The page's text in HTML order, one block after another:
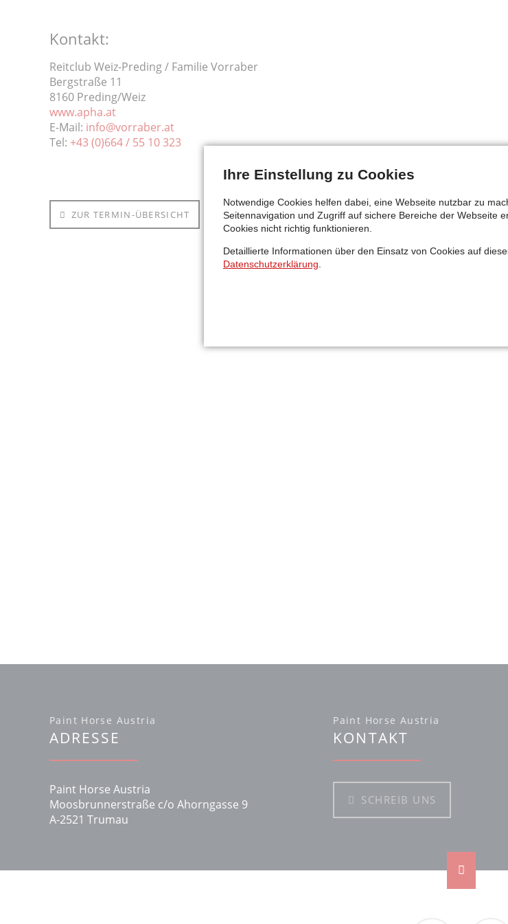
Kontakt:
Reitclub Weiz-Preding / Familie Vorraber
Bergstraße 11
8160 Preding/Weiz
www.apha.at
E-Mail: info@vorraber.at
Tel: +43 (0)664 / 55 10 323
ZUR TERMIN-ÜBERSICHT
Paint Horse Austria
ADRESSE
Paint Horse Austria
Moosbrunnerstraße c/o Ahorngasse 9
A-2521 Trumau
Paint Horse Austria
KONTAKT
SCHREIB UNS
Ihre Einstellung zu Cookies
Notwendige Cookies helfen dabei, eine Webseite nutzbar zu
Seitennavigation und Zugriff auf sichere Bereiche der Webseite
Cookies nicht richtig funktionieren.
Detaillierte Informationen über den Einsatz von Cookies auf
Datenschutzerklärung